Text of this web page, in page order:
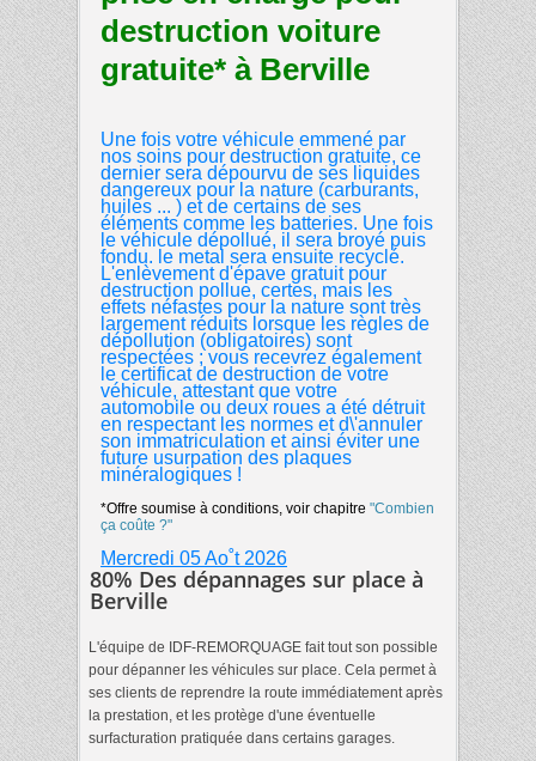
destruction voiture
gratuite* à Berville
Une fois votre véhicule emmené par
nos soins pour destruction gratuite, ce
dernier sera dépourvu de ses liquides
dangereux pour la nature (carburants,
huiles ... ) et de certains de ses
éléments comme les batteries. Une fois
le véhicule dépollué, il sera broyé puis
fondu. le metal sera ensuite recyclé.
L'enlèvement d'épave gratuit pour
destruction pollue, certes, mais les
effets néfastes pour la nature sont très
largement réduits lorsque les règles de
dépollution (obligatoires) sont
respectées ; vous recevrez également
le certificat de destruction de votre
véhicule, attestant que votre
automobile ou deux roues a été détruit
en respectant les normes et d\'annuler
son immatriculation et ainsi éviter une
future usurpation des plaques
minéralogiques !
*Offre soumise à conditions, voir chapitre "Combien
ça coûte ?"
Mercredi 05 Ao˚t 2026
80% Des dépannages sur place à
Berville
L'équipe de IDF-REMORQUAGE fait tout son possible
pour dépanner les véhicules sur place. Cela permet à
ses clients de reprendre la route immédiatement après
la prestation, et les protège d'une éventuelle
surfacturation pratiquée dans certains garages.